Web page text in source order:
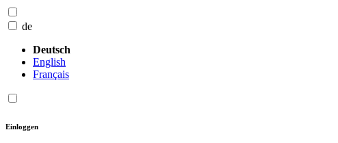
de
Deutsch
English
Français
Einloggen